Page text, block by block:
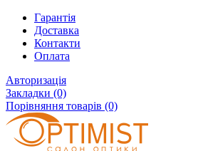
Гарантія
Доставка
Контакти
Оплата
Авторизація
Закладки (0)
Порівняння товарів (0)